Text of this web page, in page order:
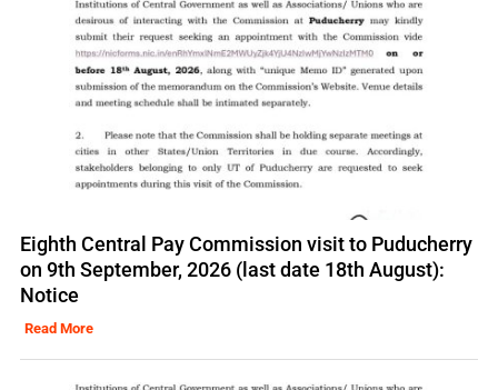
Eighth Central Pay Commission visit to Puducherry
on 9th September, 2026 (last date 18th August):
Notice
Read More